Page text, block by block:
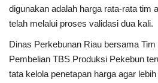
digunakan adalah harga rata-rata tim
telah melalui proses validasi dua kali.
Dinas Perkebunan Riau bersama
Pembelian TBS Produksi Pekebun
tata kelola penetapan harga agar